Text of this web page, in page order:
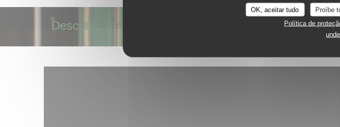
OK, aceitar tudo Proíbe
Política de
Descubra o nosso menu